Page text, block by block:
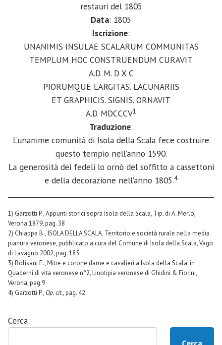
restauri del 1805
Data: 1805
Iscrizione:
UNANIMIS INSULAE SCALARUM COMMUNITAS
TEMPLUM HOC CONSTRUENDUM CURAVIT
A.D. M. D X C
PIORUMQUE LARGITAS. LACUNARIIS
ET GRAPHICIS. SIGNIS. ORNAVIT
A.D. MDCCCV1
Traduzione:
L’unanime comunità di Isola della Scala fece costruire
questo tempio nell’anno 1590.
La generosità dei fedeli lo ornò del soffitto a cassettoni
e della decorazione nell’anno 1805.4
1) Garzotti P., Appunti storici sopra Isola della Scala, Tip. di A. Merlo,
Verona 1879, pag. 38
2) Chiappa B., ISOLA DELLA SCALA, Territorio e società rurale nella media
pianura veronese, pubblicato a cura del Comune di Isola della Scala, Vago
di Lavagno 2002, pag. 185.
3) Bolisani E., Mitre e corone dame e cavalieri a Isola della Scala, in
Quaderni di vita veronese n°2, Linotipia veronese di Ghidini & Fiorini,
Verona, pag.9
4) Garzotti P., Op. cit., pag. 42
Cerca